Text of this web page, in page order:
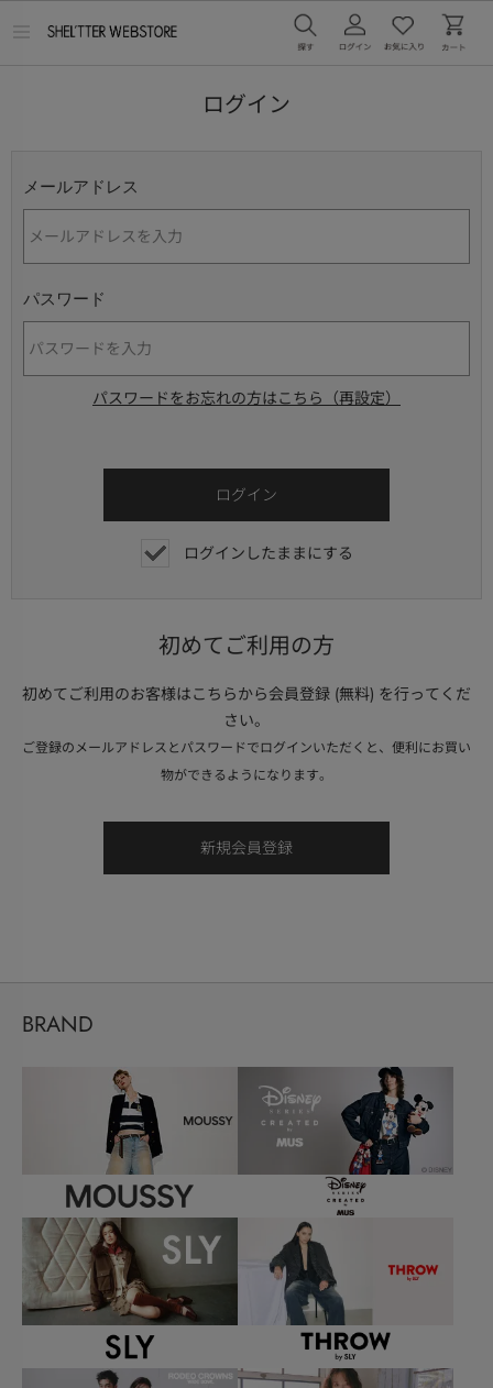
ログイン
メールアドレス
パスワード
パスワードをお忘れの方はこちら（再設定）
ログインしたままにする
初めてご利用の方
初めてご利用のお客様はこちらから会員登録 (無料) を行ってくだ
さい。
ご登録のメールアドレスとパスワードでログインいただくと、便利にお買い
物ができるようになります。
BRAND